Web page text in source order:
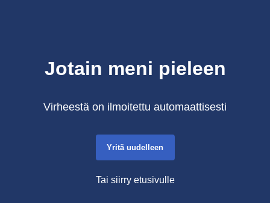
Jotain meni pieleen
Virheestä on ilmoitettu automaattisesti
Yritä uudelleen
Tai siirry etusivulle